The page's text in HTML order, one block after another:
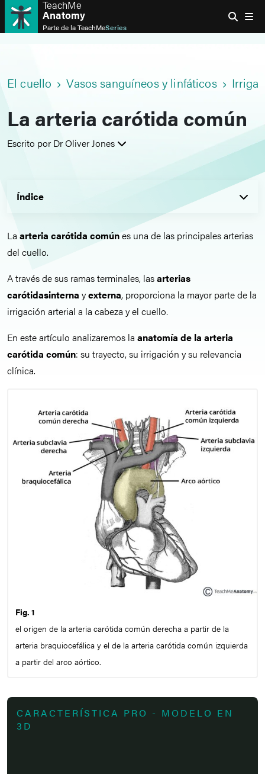
TeachMe
Anatomy
Parte de laTeachMeSeries
El cuello Vasos sanguíneos y linfáticos
La arteria carótida común
Escrito por Dr Oliver Jones
Índice
La arteria carótida comúnes una de las principales arterias
del cuello.
A través de sus ramas terminales, lasarterias
carótidasinterna yexterna, proporciona la mayor parte de la
irrigación arterial a la cabeza y el cuello.
En este artículo analizaremos la anatomía de la arteria
carótida común: su trayecto, su irrigación y su relevancia
clínica.
Fig. 1
el origen de la arteria carótida común derecha a partir de la
arteria braquiocefálica y el de la arteria carótida común izquierda
a partir del arco aórtico.
CARACTERÍSTICA PRO - MODELO EN
3D